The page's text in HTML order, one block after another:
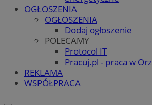
OGŁOSZENIA
OGŁOSZENIA
Dodaj ogłoszenie
POLECAMY
Protocol IT
Pracuj.pl - praca w
REKLAMA
WSPÓŁPRACA